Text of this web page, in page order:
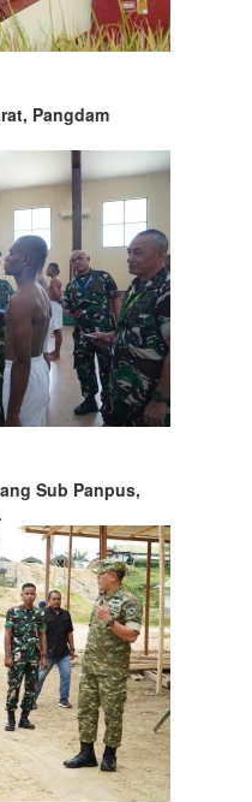
Pangdam
Sub Panpus,